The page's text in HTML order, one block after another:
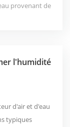
provenant de
l'humidité
d'air et d'eau
typiques